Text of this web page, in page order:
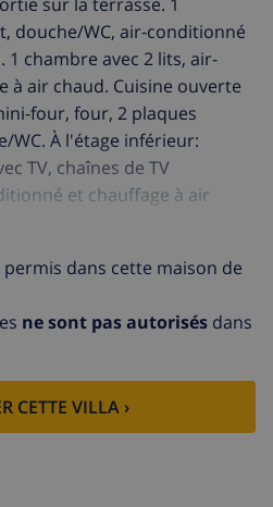
sur la terrasse. 1
douche/WC, air-conditionné
1 chambre avec 2 lits, air-
à air chaud. Cuisine ouverte
four, four, 2 plaques
WC. À l'étage inférieur:
TV, chaînes de TV
et chauffage à air
sur la piscine. 1 chambre
air-conditionné et
avec 2 lits. 1
(2 plaques de cuisson,
vitrocéramique, four
avec ventilateur.
piscine. Douche/WC.
grand jardinet. Meubles de
longues (4). Superbe vue
lave-linge.
dans cette maison de
ne sont pas autorisés dans
CETTE VILLA ›